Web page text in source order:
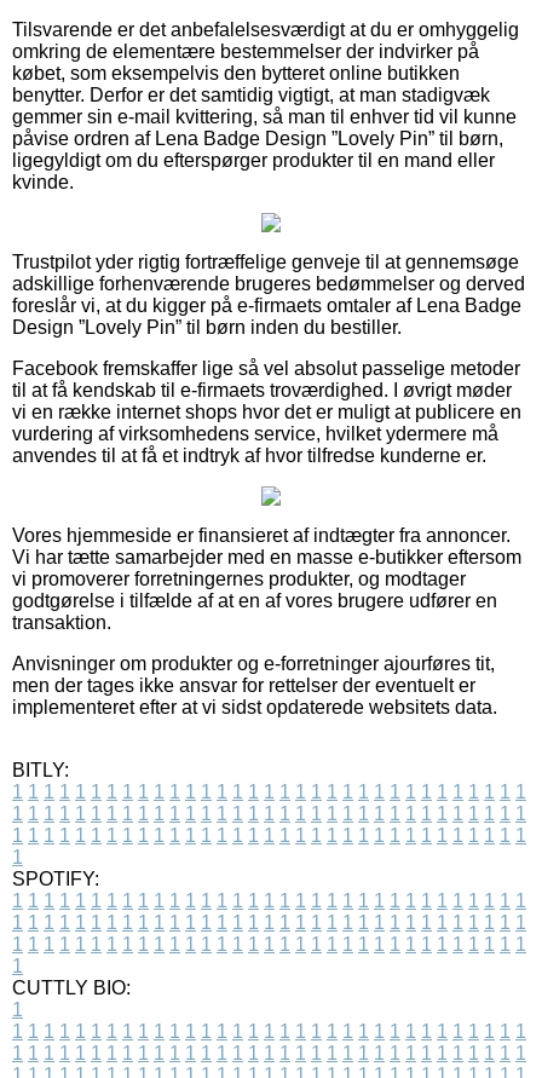
Tilsvarende er det anbefalelsesværdigt at du er omhyggelig
omkring de elementære bestemmelser der indvirker på
købet, som eksempelvis den bytteret online butikken
benytter. Derfor er det samtidig vigtigt, at man stadigvæk
gemmer sin e-mail kvittering, så man til enhver tid vil kunne
påvise ordren af Lena Badge Design ”Lovely Pin” til børn,
ligegyldigt om du efterspørger produkter til en mand eller
kvinde.
Trustpilot yder rigtig fortræffelige genveje til at gennemsøge
adskillige forhenværende brugeres bedømmelser og derved
foreslår vi, at du kigger på e-firmaets omtaler af Lena Badge
Design ”Lovely Pin” til børn inden du bestiller.
Facebook fremskaffer lige så vel absolut passelige metoder
til at få kendskab til e-firmaets troværdighed. I øvrigt møder
vi en række internet shops hvor det er muligt at publicere en
vurdering af virksomhedens service, hvilket ydermere må
anvendes til at få et indtryk af hvor tilfredse kunderne er.
Vores hjemmeside er finansieret af indtægter fra annoncer.
Vi har tætte samarbejder med en masse e-butikker eftersom
vi promoverer forretningernes produkter, og modtager
godtgørelse i tilfælde af at en af vores brugere udfører en
transaktion.
Anvisninger om produkter og e-forretninger ajourføres tit,
men der tages ikke ansvar for rettelser der eventuelt er
implementeret efter at vi sidst opdaterede websitets data.
BITLY:
1 1 1 1 1 1 1 1 1 1 1 1 1 1 1 1 1 1 1 1 1 1 1 1 1 1 1 1 1 1 1 1 1
1 1 1 1 1 1 1 1 1 1 1 1 1 1 1 1 1 1 1 1 1 1 1 1 1 1 1 1 1 1 1 1 1
1 1 1 1 1 1 1 1 1 1 1 1 1 1 1 1 1 1 1 1 1 1 1 1 1 1 1 1 1 1 1 1 1
1
SPOTIFY:
1 1 1 1 1 1 1 1 1 1 1 1 1 1 1 1 1 1 1 1 1 1 1 1 1 1 1 1 1 1 1 1 1
1 1 1 1 1 1 1 1 1 1 1 1 1 1 1 1 1 1 1 1 1 1 1 1 1 1 1 1 1 1 1 1 1
1 1 1 1 1 1 1 1 1 1 1 1 1 1 1 1 1 1 1 1 1 1 1 1 1 1 1 1 1 1 1 1 1
1
CUTTLY BIO:
1
1 1 1 1 1 1 1 1 1 1 1 1 1 1 1 1 1 1 1 1 1 1 1 1 1 1 1 1 1 1 1 1 1
1 1 1 1 1 1 1 1 1 1 1 1 1 1 1 1 1 1 1 1 1 1 1 1 1 1 1 1 1 1 1 1 1